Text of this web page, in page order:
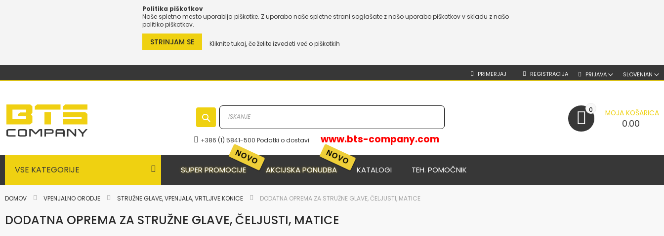
Politika piškotkov
Naše spletno mesto uporablja piškotke. Z uporabo naše spletne strani soglašate z našo uporabo piškotkov v skladu z našo
politiko piškotkov.
Kliknite tukaj, če želite izvedeti več o piškotkih
STRINJAM SE
SLOVENIAN
PRIMERJAJ PRIJAVA
REGISTRACIJA
+386 (1) 5841-500 Podatki o dostavi www.bts-company.com
MOJA KOŠARICA
0.00
0
VSE KATEGORIJE SUPER PROMOCIJE AKCIJSKA PONUDBA KATALOGI TEH. POMOČNIK
DOMOV VPENJALNO ORODJE STRUŽNE GLAVE, VPENJALA, VRTLJIVE KONICE DODATNA OPREMA ZA STRUŽNE GLAVE, ČELJUSTI, MATICE
DODATNA OPREMA ZA STRUŽNE GLAVE, ČELJUSTI, MATICE